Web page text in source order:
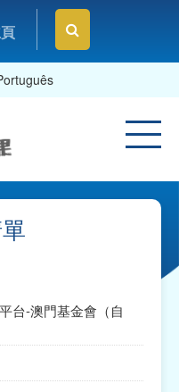
台-澳門基金會（自